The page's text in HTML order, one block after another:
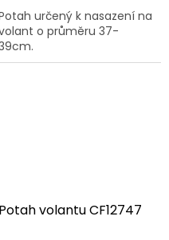
určený k nasazení na
o průměru 37-
Potah volantu CF12747